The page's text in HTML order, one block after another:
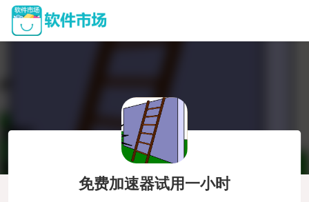
免费加速器试用一小时